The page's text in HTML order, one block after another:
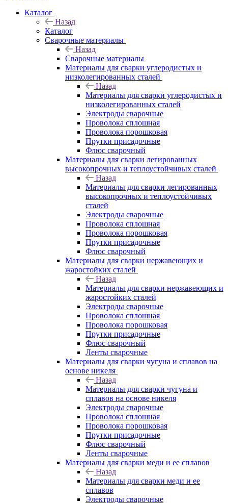
Каталог
Назад
Каталог
Сварочные материалы
Назад
Сварочные материалы
Материалы для сварки углеродистых и
низколегированных сталей
Назад
Материалы для сварки углеродистых и
низколегированных сталей
Электроды сварочные
Проволока сплошная
Проволока порошковая
Прутки присадочные
Флюс сварочный
Материалы для сварки легированных
высокопрочных и теплоустойчивых сталей
Назад
Материалы для сварки легированных
высокопрочных и теплоустойчивых
сталей
Электроды сварочные
Проволока сплошная
Проволока порошковая
Прутки присадочные
Флюс сварочный
Материалы для сварки нержавеющих и
жаростойких сталей
Назад
Материалы для сварки нержавеющих и
жаростойких сталей
Электроды сварочные
Проволока сплошная
Проволока порошковая
Прутки присадочные
Флюс сварочный
Ленты сварочные
Материалы для сварки чугуна и сплавов на
основе никеля
Назад
Материалы для сварки чугуна и
сплавов на основе никеля
Электроды сварочные
Проволока сплошная
Проволока порошковая
Прутки присадочные
Флюс сварочный
Ленты сварочные
Материалы для сварки меди и ее сплавов
Назад
Материалы для сварки меди и ее
сплавов
Электроды сварочные